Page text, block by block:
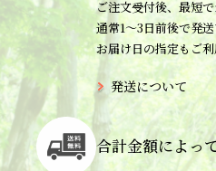
ご注文受付後、最短
通常1〜3日前後で発
お届け日の指定もご利
発送について
合計金額によっ